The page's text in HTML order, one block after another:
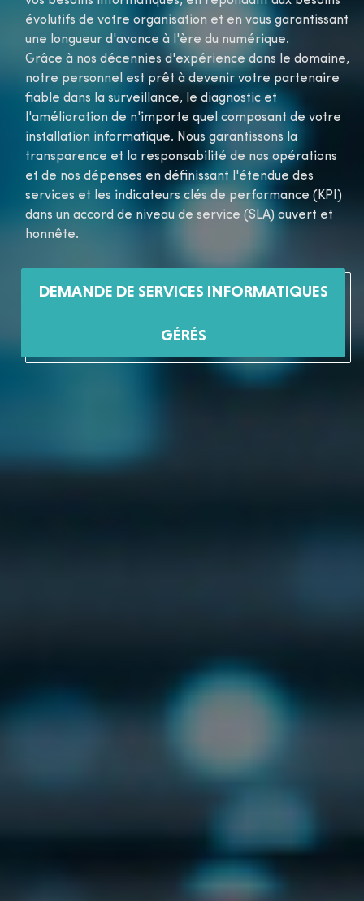
évolutifs de votre organisation et en vous garantissant
une longueur d'avance à l'ère du numérique.
Grâce à nos décennies d'expérience dans le domaine,
notre personnel est prêt à devenir votre partenaire
fiable dans la surveillance, le diagnostic et
l'amélioration de n'importe quel composant de votre
installation informatique. Nous garantissons la
transparence et la responsabilité de nos opérations
et de nos dépenses en définissant l'étendue des
services et les indicateurs clés de performance (KPI)
dans un accord de niveau de service (SLA) ouvert et
honnête.
DEMANDE DE SERVICES INFORMATIQUES
GÉRÉS